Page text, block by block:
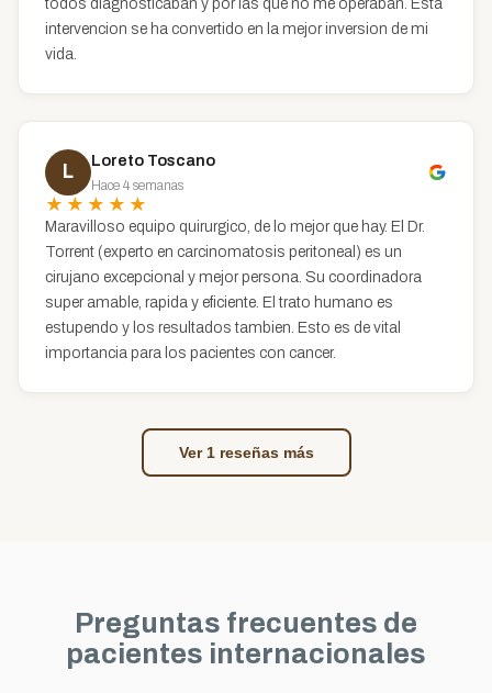
todos diagnosticaban y por las que no me operaban. Esta
intervencion se ha convertido en la mejor inversion de mi
vida.
L
Loreto Toscano
Hace 4 semanas
★★★★★
Maravilloso equipo quirurgico, de lo mejor que hay. El Dr.
Torrent (experto en carcinomatosis peritoneal) es un
cirujano excepcional y mejor persona. Su coordinadora
super amable, rapida y eficiente. El trato humano es
estupendo y los resultados tambien. Esto es de vital
importancia para los pacientes con cancer.
Ver 1 reseñas más
Preguntas frecuentes de
pacientes internacionales